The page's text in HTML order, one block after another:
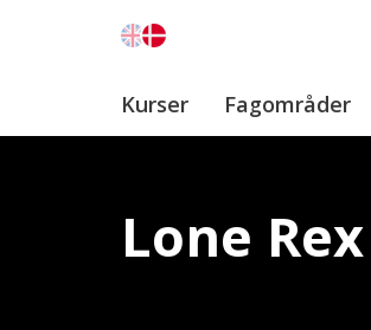
Kurser Fagområder
Lone Rex